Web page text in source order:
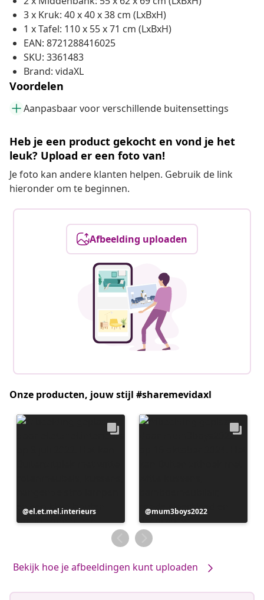
3 x Kruk: 40 x 40 x 38 cm (LxBxH)
1 x Tafel: 110 x 55 x 71 cm (LxBxH)
EAN: 8721288416025
SKU: 3361483
Brand: vidaXL
Voordelen
Aanpasbaar voor verschillende buitensettings
Heb je een product gekocht en vond je het
leuk? Upload er een foto van!
Je foto kan andere klanten helpen. Gebruik de link
hieronder om te beginnen.
Afbeelding uploaden
Onze producten, jouw stijl #sharemevidaxl
Bericht
gepubliceerd
el.et.mel.interieurs
Bericht
gepubliceerd
door
mum3boys2022
Bekijk hoe je afbeeldingen kunt uploaden